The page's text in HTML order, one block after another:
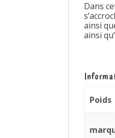
Dans
ainsi
ainsi
Poids